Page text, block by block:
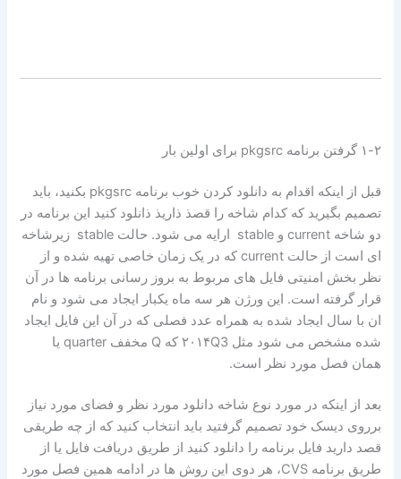
۱-۲ گرفتن برنامه pkgsrc برای اولین بار
قبل از اینکه اقدام به دانلود کردن خوب برنامه pkgsrc بکنید، باید
تصمیم بگیرید که کدام شاخه را قصذ ذاریذ ذانلود کنید این برنامه در
دو شاخه current و stable ارایه می شود. حالت stable زیرشاخه
ای است از حالت current که در یک زمان خاصی تهیه شده و از
نظر بخش امنیتی فایل های مربوط به بروز رسانی برنامه ها در آن
قرار گرفته است. این ورژن هر سه ماه یکبار ایجاد می شود و نام
ان با سال ایجاد شده به همراه عدد فصلی که در آن این فایل ایجاد
شده مشخص می شود مثل ۲۰۱۴Q3 که Q مخفف quarter یا
همان فصل مورد نظر است.
بعد از اینکه در مورد نوع شاخه دانلود مورد نظر و فضای مورد نیاز
برروی دیسک خود تصمیم گرفتید باید انتخاب کنید که از چه طریقی
قصد دارید فایل برنامه را دانلود کنید از طریق دریافت فایل یا از
طریق برنامه CVS، هر دوی این روش ها در ادامه همین فصل مورد